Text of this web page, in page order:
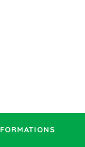
FORMATIONS